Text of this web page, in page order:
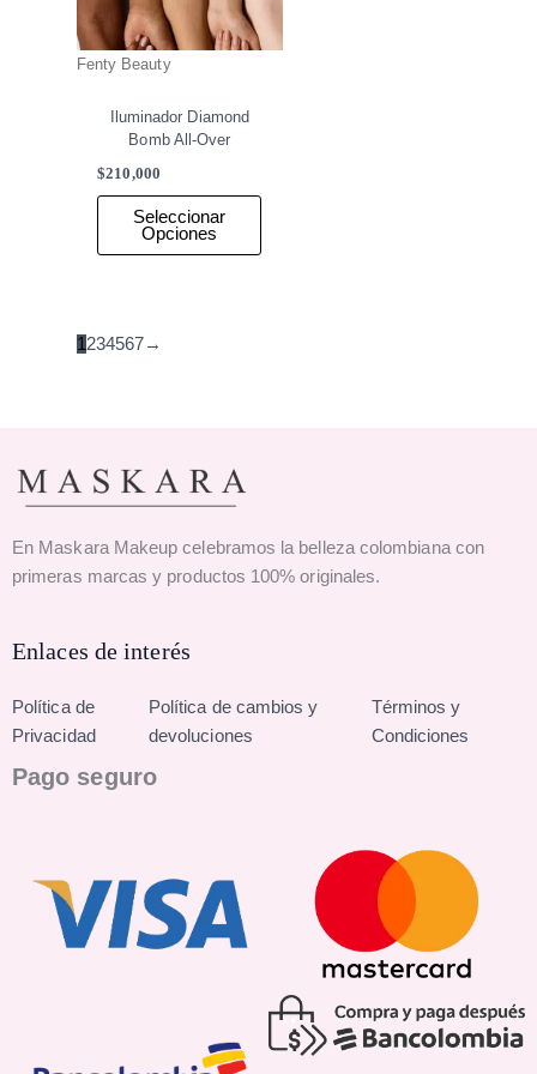
Fenty Beauty
Iluminador Diamond
Bomb All-Over
$210,000
Seleccionar
Opciones
1 234567→
En Maskara Makeup celebramos la belleza colombiana con
primeras marcas y productos 100% originales.
Enlaces de interés
Política de
Privacidad
Política de cambios y
devoluciones
Términos y
Condiciones
Pago seguro